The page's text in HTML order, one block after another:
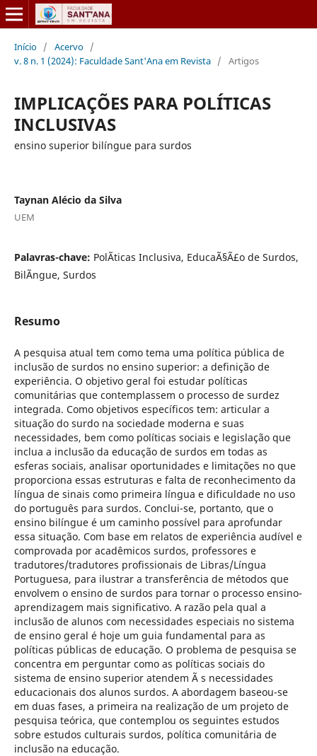
Início / Acervo /
v. 8 n. 1 (2024): Faculdade Sant'Ana em Revista / Artigos
IMPLICAÇÕES PARA POLÍTICAS
INCLUSIVAS
ensino superior bilíngue para surdos
Taynan Alécio da Silva
UEM
Palavras-chave: PolÃ­ticas Inclusiva, EducaÃ§Ã£o de Surdos,
BilÃ­ngue, Surdos
Resumo
A pesquisa atual tem como tema uma política pública de
inclusão de surdos no ensino superior: a definição de
experiência. O objetivo geral foi estudar políticas
comunitárias que contemplassem o processo de surdez
integrada. Como objetivos específicos tem: articular a
situação do surdo na sociedade moderna e suas
necessidades, bem como políticas sociais e legislação que
inclua a inclusão da educação de surdos em todas as
esferas sociais, analisar oportunidades e limitações no que
proporciona essas estruturas e falta de reconhecimento da
língua de sinais como primeira língua e dificuldade no uso
do português para surdos. Conclui-se, portanto, que o
ensino bilíngue é um caminho possível para aprofundar
essa situação. Com base em relatos de experiência audível e
comprovada por acadêmicos surdos, professores e
tradutores/tradutores profissionais de Libras/Língua
Portuguesa, para ilustrar a transferência de métodos que
envolvem o ensino de surdos para tornar o processo ensino-
aprendizagem mais significativo. A razão pela qual a
inclusão de alunos com necessidades especiais no sistema
de ensino geral é hoje um guia fundamental para as
políticas públicas de educação. O problema de pesquisa se
concentra em perguntar como as políticas sociais do
sistema de ensino superior atendem Ã s necessidades
educacionais dos alunos surdos. A abordagem baseou-se
em duas fases, a primeira na realização de um projeto de
pesquisa teórica, que contemplou os seguintes estudos
sobre estudos culturais surdos, política comunitária de
inclusão na educação.